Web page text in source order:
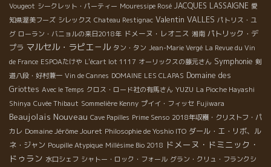
Vougeot シークレット・パーティー Mouressipe Rosé JACQUES LASSAIGNE 愛
知県渥美フーズ シレックス Chateau Restignac Valentin VALLES パトリス・ユ
グ ローラン・バニョルの来日2018年 ドメーヌ・レオニス 湘南 パトリック・デ
プラ マルセル・ラピエ－ル タン・タン Jean-Marie Vergé La Revue du Vin
de France ESPOAたけや L'écart lot 1117 オーリックスの藤元さん Symphonie 剣
道八段・好村兼一 Vin de Cannes DOMAINE LES CLAPAS Domaine des
Griottes Avec le Temps クロス・ロード社の有馬さん YUZU La Pioche Hayashi
Shinya Cuvée Thibaut Sommelière Kenny プイイ・フィッセ Fujiwara
Beaujolais Nouveau Cave Papilles Prime Senso 2018年収穫・クリストフ・パ
カレ Domaine Jérôme Jouret Philosophie de Yoshio ITO ダール・エ・リボ、ル
ネ・ジャン Poupille Atypique Millésime Bio 2018 ドメーヌ・ドミニック・
ドゥラン 水口シェフ シャトー・ロック・フォール グラン・クリュ・フランクシ